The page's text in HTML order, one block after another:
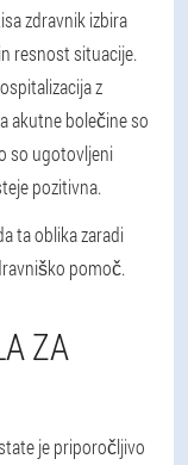
zdravnik izbira
resnost situacije.
z
akutne bolečine so
so ugotovljeni
pozitivna.
ta oblika zaradi
pomoč.
ZA
je priporočljivo